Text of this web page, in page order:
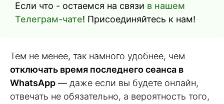
Если что - остаемся на связи в нашем
Телеграм-чате! Присоединяйтесь к нам!
Тем не менее, так намного удобнее, чем
отключать время последнего сеанса в
WhatsApp — даже если вы будете онлайн,
отвечать не обязательно, а вероятность того,